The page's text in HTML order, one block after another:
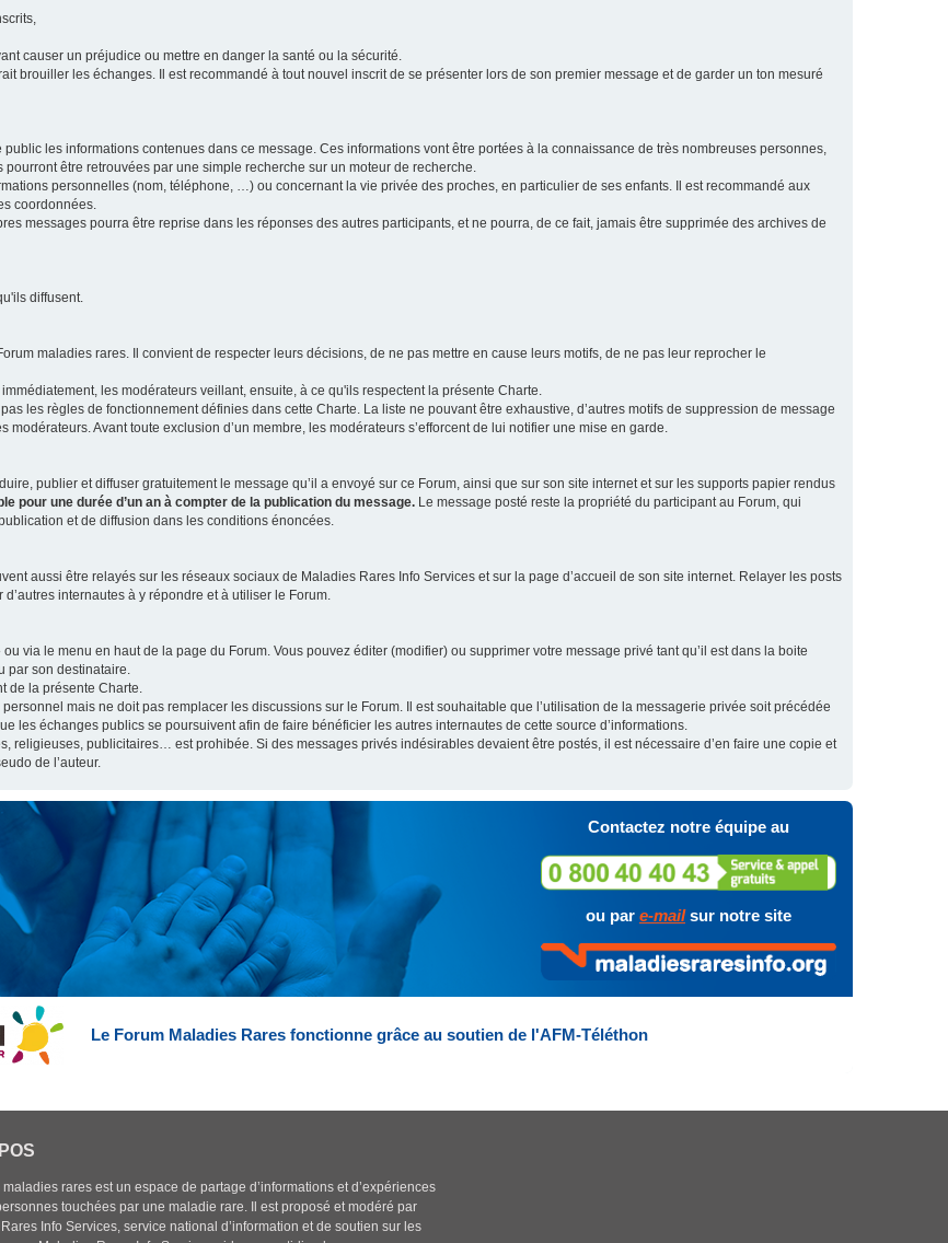
causer un préjudice ou mettre en danger la santé ou la sécurité.
brouiller les échanges. Il est recommandé à tout nouvel inscrit de se présenter lors de son premier message et de garder un ton mesuré
les informations contenues dans ce message. Ces informations vont être portées à la connaissance de très nombreuses personnes,
être retrouvées par une simple recherche sur un moteur de recherche.
personnelles (nom, téléphone, …) ou concernant la vie privée des proches, en particulier de ses enfants. Il est recommandé aux
coordonnées.
messages pourra être reprise dans les réponses des autres participants, et ne pourra, de ce fait, jamais être supprimée des archives de
diffusent.
maladies rares. Il convient de respecter leurs décisions, de ne pas mettre en cause leurs motifs, de ne pas leur reprocher le
les modérateurs veillant, ensuite, à ce qu'ils respectent la présente Charte.
les règles de fonctionnement définies dans cette Charte. La liste ne pouvant être exhaustive, d’autres motifs de suppression de message
Avant toute exclusion d’un membre, les modérateurs s’efforcent de lui notifier une mise en garde.
publier et diffuser gratuitement le message qu’il a envoyé sur ce Forum, ainsi que sur son site internet et sur les supports papier rendus
pour une durée d’un an à compter de la publication du message. Le message posté reste la propriété du participant au Forum, qui
et de diffusion dans les conditions énoncées.
aussi être relayés sur les réseaux sociaux de Maladies Rares Info Services et sur la page d’accueil de son site internet. Relayer les posts
internautes à y répondre et à utiliser le Forum.
via le menu en haut de la page du Forum. Vous pouvez éditer (modifier) ou supprimer votre message privé tant qu’il est dans la boite
par son destinataire.
de la présente Charte.
mais ne doit pas remplacer les discussions sur le Forum. Il est souhaitable que l’utilisation de la messagerie privée soit précédée
les échanges publics se poursuivent afin de faire bénéficier les autres internautes de cette source d’informations.
religieuses, publicitaires… est prohibée. Si des messages privés indésirables devaient être postés, il est nécessaire d’en faire une copie et
de l’auteur.
Contactez notre équipe au
ou par e-mailsur notre site
Le Forum Maladies Rares fonctionne grâce au soutien de l'AFM-Téléthon
maladies rares est un espace de partage d’informations et d’expériences
touchées par une maladie rare. Il est proposé et modéré par
Info Services, service national d’information et de soutien sur les